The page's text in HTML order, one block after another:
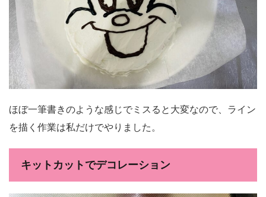
ほぼ一筆書きのような感じでミスると大変なので、ライン
を描く作業は私だけでやりました。
キットカットでデコレーション